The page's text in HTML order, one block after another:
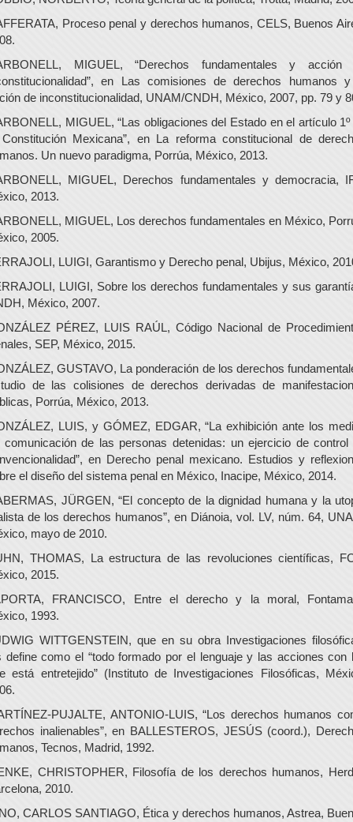
Proceso penal y derechos humanos, CELS, Buenos
MIGUEL, “Derechos fundamentales y acción
en Las comisiones de derechos humanos
de inconstitucionalidad, UNAM/CNDH, México, 2007, pp. 79 y
MIGUEL, “Las obligaciones del Estado en el artículo 1º
Mexicana”, en La reforma constitucional de
Un nuevo paradigma, Porrúa, México, 2013.
MIGUEL, Derechos fundamentales y democracia,
2013.
MIGUEL, Los derechos fundamentales en México,
2005.
LUIGI, Garantismo y Derecho penal, Ubijus, México,
LUIGI, Sobre los derechos fundamentales y sus
México, 2007.
PÉREZ, LUIS RAÚL, Código Nacional de
SEP, México, 2015.
GUSTAVO, La ponderación de los derechos
de las colisiones de derechos derivadas de
Porrúa, México, 2013.
LUIS, y GÓMEZ, EDGAR, “La exhibición ante los
comunicación de las personas detenidas: un ejercicio de control
en Derecho penal mexicano. Estudios y
el diseño del sistema penal en México, Inacipe, México, 2014.
JÜRGEN, “El concepto de la dignidad humana y la
de los derechos humanos”, en Diánoia, vol. LV, núm. 64,
mayo de 2010.
THOMAS, La estructura de las revoluciones científicas,
2015.
FRANCISCO, Entre el derecho y la moral,
1993.
WITTGENSTEIN, que en su obra Investigaciones
define como el “todo formado por el lenguaje y las acciones con
está entretejido” (Instituto de Investigaciones Filosóficas,
PUJALTE, ANTONIO-LUIS, “Los derechos humanos
inalienables”, en BALLESTEROS, JESÚS (coord.),
Tecnos, Madrid, 1992.
CHRISTOPHER, Filosofía de los derechos humanos,
2010.
CARLOS SANTIAGO, Ética y derechos humanos, Astrea,